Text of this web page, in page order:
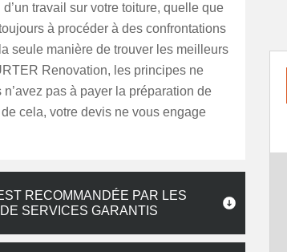
travail sur votre toiture, quelle que
à procéder à des confrontations
seule manière de trouver les meilleurs
Renovation, les principes ne
pas à payer la préparation de
cela, votre devis ne vous engage
RECOMMANDÉE PAR LES
SERVICES GARANTIS